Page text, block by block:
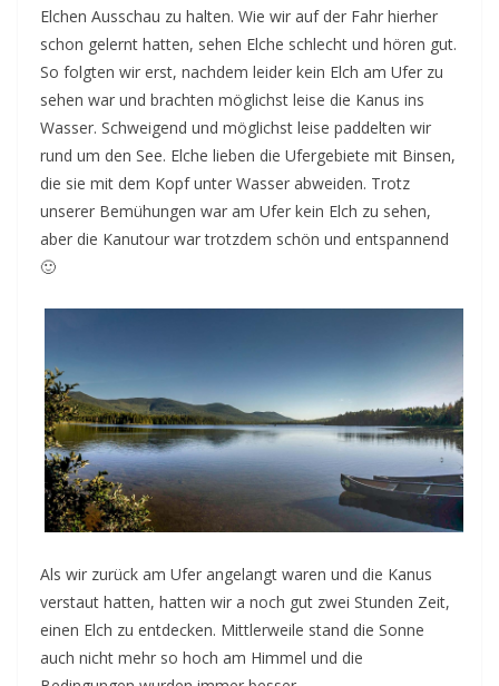
Elchen Ausschau zu halten. Wie wir auf der Fahr hierher
schon gelernt hatten, sehen Elche schlecht und hören gut.
So folgten wir erst, nachdem leider kein Elch am Ufer zu
sehen war und brachten möglichst leise die Kanus ins
Wasser. Schweigend und möglichst leise paddelten wir
rund um den See. Elche lieben die Ufergebiete mit Binsen,
die sie mit dem Kopf unter Wasser abweiden. Trotz
unserer Bemühungen war am Ufer kein Elch zu sehen,
aber die Kanutour war trotzdem schön und entspannend
🙂
Als wir zurück am Ufer angelangt waren und die Kanus
verstaut hatten, hatten wir a noch gut zwei Stunden Zeit,
einen Elch zu entdecken. Mittlerweile stand die Sonne
auch nicht mehr so hoch am Himmel und die